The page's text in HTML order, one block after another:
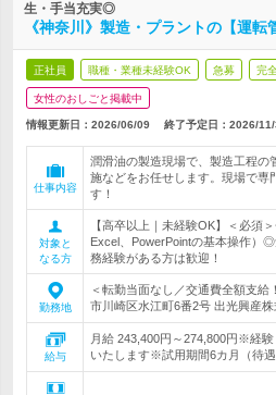
生・手当充実◎
《神奈川》製造・プラントの【運
正社員 職種・業種未経験OK 急募 完
女性のおしごと掲載中
情報更新日：2026/06/09 終了予定日： 2026/11/
仕事内容
潤滑油の製造現場で、製造工程の
施などをお任せします。現場で専
す！
対象と
なる方
【高卒以上｜未経験OK】＜必須
Excel、PowerPointの基本操作）
務経験がある方は歓迎！
勤務地
＜転勤当面なし／交通費全額支
市川崎区水江町6番2号 出光興産株
給与
月給 243,400円～274,800円※経
いたします※試用期間6カ月（待遇